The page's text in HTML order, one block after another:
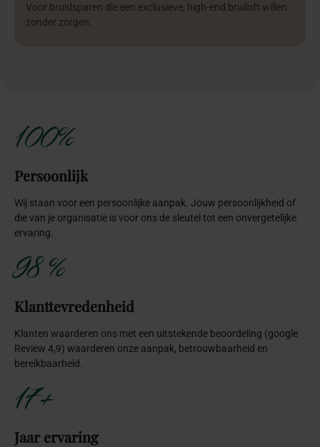
Voor bruidsparen die een exclusieve, high-end bruiloft willen
zonder zorgen.
100%
Persoonlijk
Wij staan voor een persoonlijke aanpak. Jouw persoonlijkheid of
die van je organisatie is voor ons de sleutel tot een onvergetelijke
ervaring.
98 %
Klanttevredenheid
Klanten waarderen ons met een uitstekende beoordeling (google
Review 4,9) waarderen onze aanpak, betrouwbaarheid en
bereikbaarheid.
17+
Jaar ervaring